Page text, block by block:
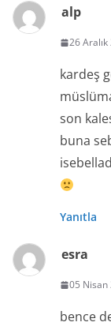
alp
26
kardeş
son
buna
Yanıtla
esra
05 Nisan
bence